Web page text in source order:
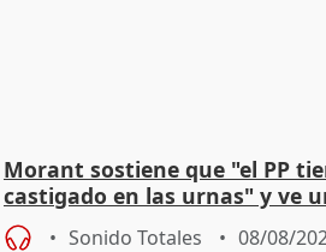
Morant sostiene que "el PP
castigado en las urnas" y ve
cambio"
Sonido Totales 08/08/